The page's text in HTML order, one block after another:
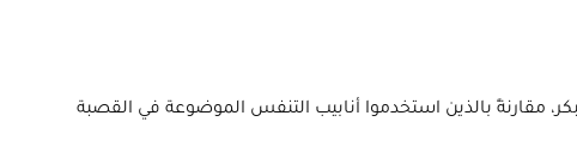
مقارنةً بالذين استخدموا أنابيب التنفس الموضوعة في القصبة